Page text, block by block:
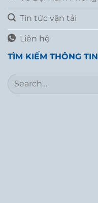
Tin tức vận tải
Liên hệ
TÌM KIẾM THÔNG TIN